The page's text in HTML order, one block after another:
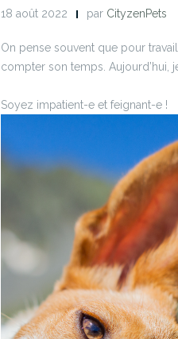
18 août 2022 par CityzenPets
On pense souvent que pour
compter son temps. Aujourd’hui,
Soyez impatient-e et feignant-e !